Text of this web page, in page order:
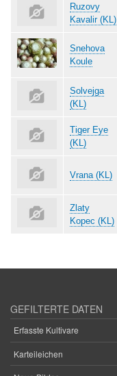
Ruzovy
Kavalir (KL)
Snehova
Koule
Solvejga
(KL)
Tiger Eye
(KL)
Vrana (KL)
Zlaty
Kopec (KL)
GEFILTERTE DATEN
Erfasste Kultivare
Karteileichen